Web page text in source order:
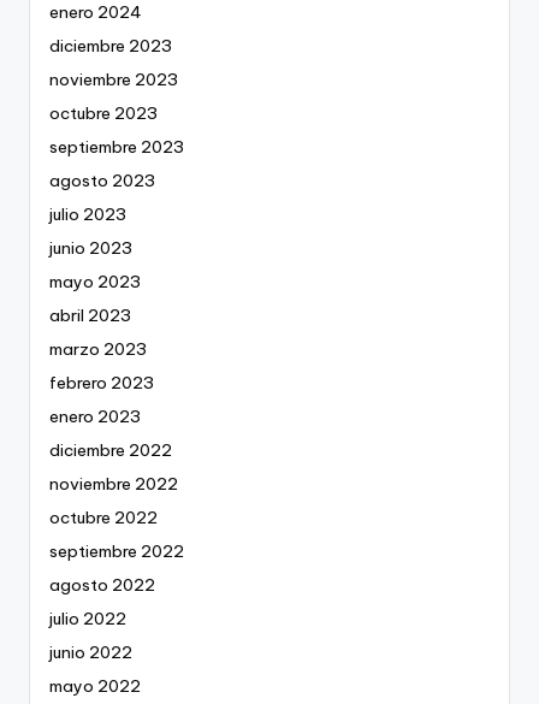
enero 2024
diciembre 2023
noviembre 2023
octubre 2023
septiembre 2023
agosto 2023
julio 2023
junio 2023
mayo 2023
abril 2023
marzo 2023
febrero 2023
enero 2023
diciembre 2022
noviembre 2022
octubre 2022
septiembre 2022
agosto 2022
julio 2022
junio 2022
mayo 2022